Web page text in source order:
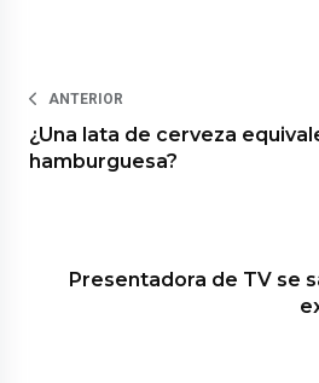
ANTERIOR
¿Una lata de cerveza
hamburguesa?
Presentadora de TV se